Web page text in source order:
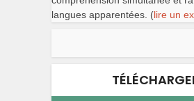
langues apparentées. (lire un